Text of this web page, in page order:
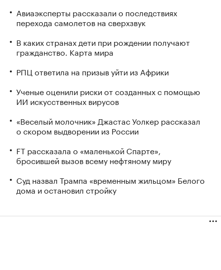
Авиаэксперты рассказали о последствиях
перехода самолетов на сверхзвук
В каких странах дети при рождении получают
гражданство. Карта мира
РПЦ ответила на призыв уйти из Африки
Ученые оценили риски от созданных с помощью
ИИ искусственных вирусов
«Веселый молочник» Джастас Уолкер рассказал
о скором выдворении из России
FT рассказала о «маленькой Спарте»,
бросившей вызов всему нефтяному миру
Суд назвал Трампа «временным жильцом» Белого
дома и остановил стройку